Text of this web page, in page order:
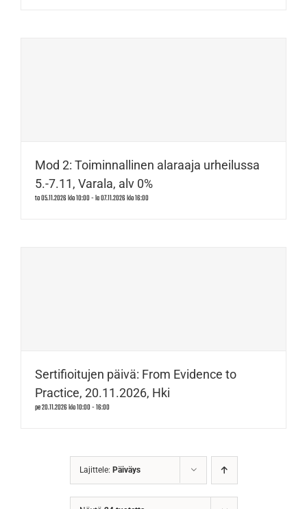
Mod 2: Toiminnallinen alaraaja urheilussa
5.-7.11, Varala, alv 0%
to 05.11.2026 klo 10:00-la 07.11.2026 klo 16:00
Sertifioitujen päivä: From Evidence to
Practice, 20.11.2026, Hki
pe 20.11.2026 klo 10:00-16:00
Lajittele: Päiväys